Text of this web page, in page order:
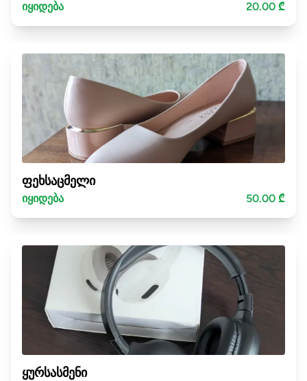
იყიდება 20.00 ₾
ფეხსაცმელი
იყიდება 50.00 ₾
ყურსასმენი